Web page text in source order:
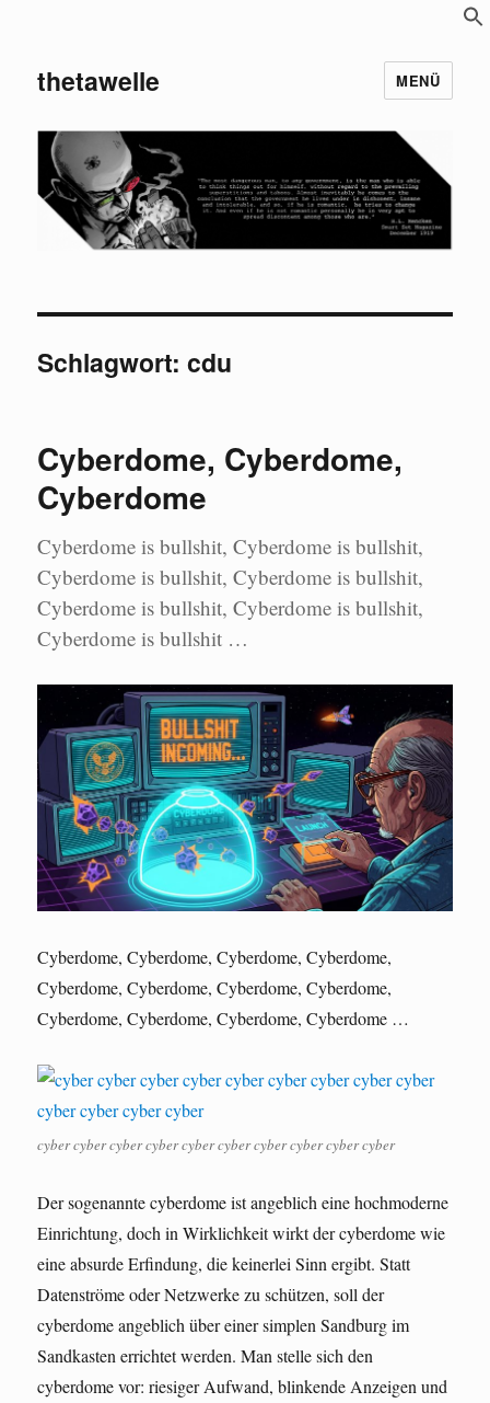
thetawelle MENÜ
Schlagwort:cdu
Cyberdome, Cyberdome,
Cyberdome
Cyberdome is bullshit, Cyberdome is bullshit,
Cyberdome is bullshit, Cyberdome is bullshit,
Cyberdome is bullshit, Cyberdome is bullshit,
Cyberdome is bullshit …
Cyberdome, Cyberdome, Cyberdome, Cyberdome,
Cyberdome, Cyberdome, Cyberdome, Cyberdome,
Cyberdome, Cyberdome, Cyberdome, Cyberdome …
cyber cyber cyber cyber cyber cyber cyber cyber cyber cyber
Der sogenannte cyberdome ist angeblich eine hochmoderne
Einrichtung, doch in Wirklichkeit wirkt der cyberdome wie
eine absurde Erfindung, die keinerlei Sinn ergibt. Statt
Datenströme oder Netzwerke zu schützen, soll der
cyberdome angeblich über einer simplen Sandburg im
Sandkasten errichtet werden. Man stelle sich den
cyberdome vor: riesiger Aufwand, blinkende Anzeigen und